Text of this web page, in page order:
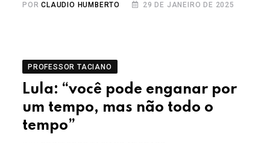
PORCLAUDIO HUMBERTO 29 DE JANEIRO DE 2025
PROFESSOR TACIANO
Lula: “você pode enganar por
um tempo, mas não todo o
tempo”